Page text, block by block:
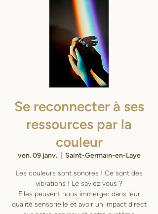
Se reconnecter à ses
ressources par la
couleur
ven. 09 janv.
  |
Saint-Germain-en-Laye
Les couleurs sont sonores ! Ce sont des
vibrations ! Le saviez vous ?
Elles peuvent nous immerger dans leur
qualité sensorielle et avoir un impact direct